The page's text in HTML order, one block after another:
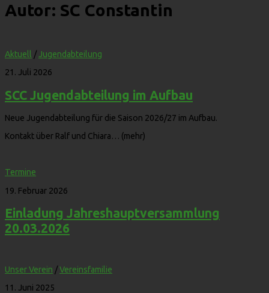
Autor: SC Constantin
Aktuell /Jugendabteilung
21. Juli 2026
SCC Jugendabteilung im Aufbau
Neue Jugendabteilung für die Saison 2026/27 im Aufbau.
Kontakt über Ralf und Chiara… (mehr)
Termine
19. Februar 2026
Einladung Jahreshauptversammlung
20.03.2026
Unser Verein /Vereinsfamilie
11. Juni 2025